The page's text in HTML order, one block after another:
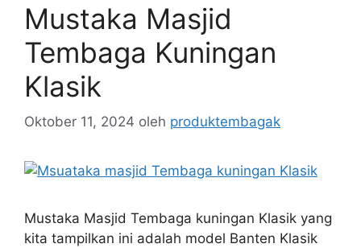
Mustaka Masjid
Tembaga Kuningan
Klasik
Oktober 11, 2024 oleh produktembagak
Mustaka Masjid Tembaga kuningan Klasik yang
kita tampilkan ini adalah model Banten Klasik